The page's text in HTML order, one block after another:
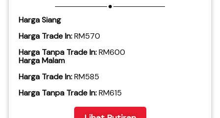
Harga Siang
Harga Trade In:RM570
Harga Tanpa Trade In:RM600
Harga Malam
Harga Trade In:RM585
​Harga Tanpa Trade In:RM615